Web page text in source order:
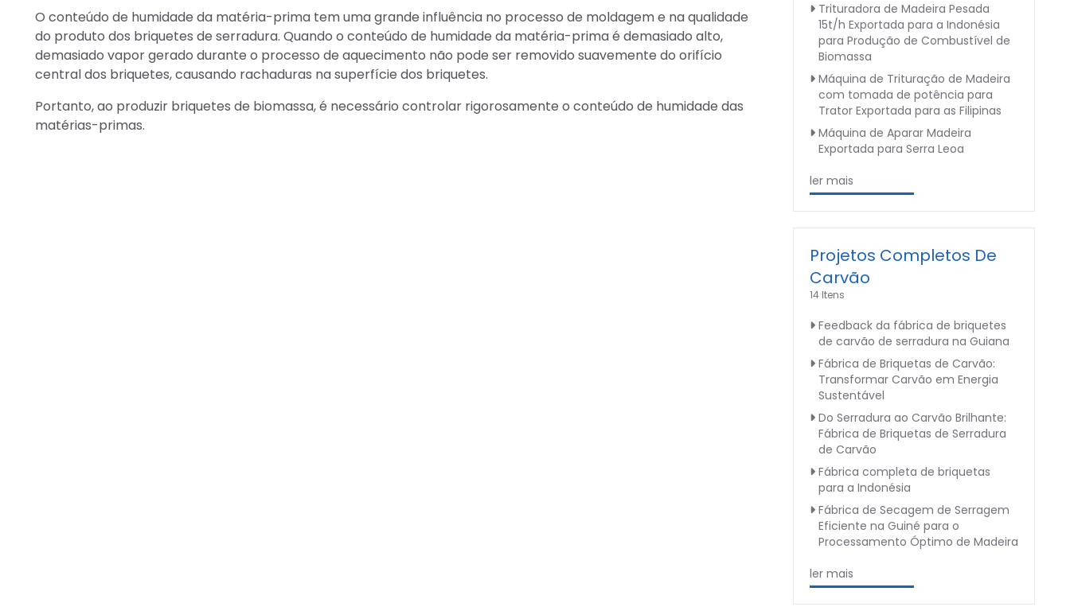
O conteúdo de humidade da matéria-prima tem uma grande influência no processo de moldagem e na qualidade
do produto dos briquetes de serradura. Quando o conteúdo de humidade da matéria-prima é demasiado alto,
demasiado vapor gerado durante o processo de aquecimento não pode ser removido suavemente do orifício
central dos briquetes, causando rachaduras na superfície dos briquetes.
Portanto, ao produzir briquetes de biomassa, é necessário controlar rigorosamente o conteúdo de humidade das
matérias-primas.
Trituradora de Madeira Pesada
15t/h Exportada para a Indonésia
para Produção de Combustível de
Biomassa
Máquina de Trituração de Madeira
com tomada de potência para
Trator Exportada para as Filipinas
Máquina de Aparar Madeira
Exportada para Serra Leoa
ler mais
Projetos Completos De
Carvão
14 Itens
Feedback da fábrica de briquetes
de carvão de serradura na Guiana
Fábrica de Briquetas de Carvão:
Transformar Carvão em Energia
Sustentável
Do Serradura ao Carvão Brilhante:
Fábrica de Briquetas de Serradura
de Carvão
Fábrica completa de briquetas
para a Indonésia
Fábrica de Secagem de Serragem
Eficiente na Guiné para o
Processamento Óptimo de Madeira
ler mais